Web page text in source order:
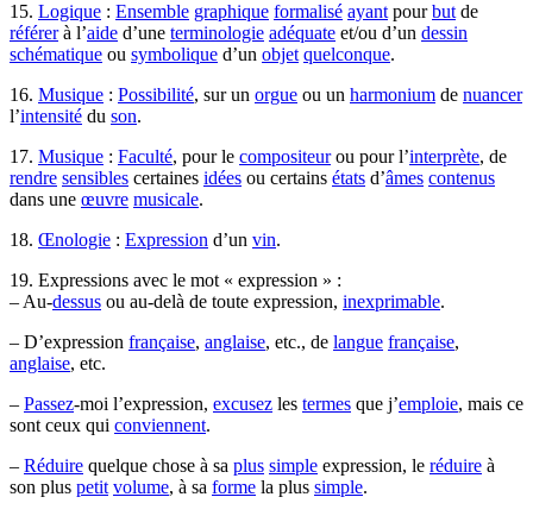
15. Logique : Ensemble graphique formalisé ayant pourbut de
référerà l’aide d’une terminologie adéquate et/ou d’un dessin
schématique ou symbolique d’un objet quelconque.
16. Musique : Possibilité, sur un orgue ou un harmonium de nuancer
l’intensité du son.
17. Musique : Faculté, pour le compositeurou pour l’interprète, de
rendre sensibles certaines idées ou certains états d’âmes contenus
dans une œuvre musicale.
18. Œnologie : Expression d’un vin.
19. Expressions avec le mot « expression » :
– Au-dessus ou au-delà de toute expression, inexprimable.
– D’expression française, anglaise, etc., de langue française,
anglaise, etc.
– Passez-moi l’expression, excusez les termes que j’emploie, mais ce
sont ceux qui conviennent.
– Réduire quelque chose à sa plus simple expression, le réduire à
son plus petit volume, à sa forme la plus simple.